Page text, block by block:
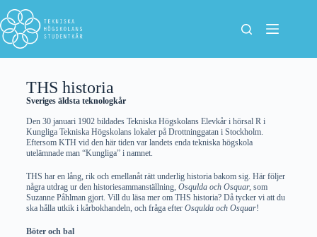
THS historia
Sveriges äldsta teknologkår
Den 30 januari 1902 bildades Tekniska Högskolans Elevkår i hörsal R i
Kungliga Tekniska Högskolans lokaler på Drottninggatan i Stockholm.
Eftersom KTH vid den här tiden var landets enda tekniska högskola
utelämnade man “Kungliga” i namnet.
THS har en lång, rik och emellanåt rätt underlig historia bakom sig. Här följer
några utdrag ur den historiesammanställning, Osqulda och Osquar, som
Suzanne Påhlman gjort. Vill du läsa mer om THS historia? Då tycker vi att du
ska hålla utkik i kårbokhandeln, och fråga efter Osqulda och Osquar!
Böter och bal